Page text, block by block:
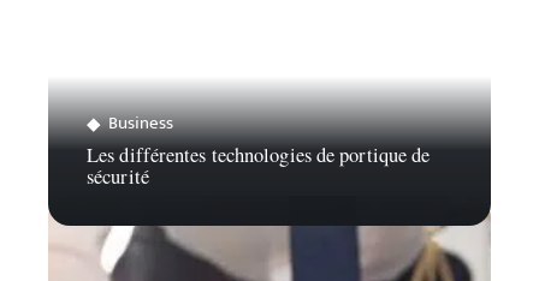
Business
Les différentes technologies de portique de
sécurité